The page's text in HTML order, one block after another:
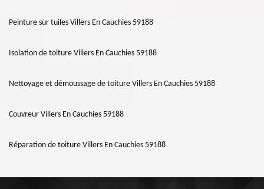
Peinture sur tuiles Villers En Cauchies 59188
Isolation de toiture Villers En Cauchies 59188
Nettoyage et démoussage de toiture Villers En Cauchies 59188
Couvreur Villers En Cauchies 59188
Réparation de toiture Villers En Cauchies 59188